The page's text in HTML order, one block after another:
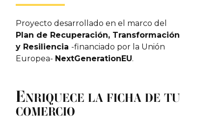
Proyecto desarrollado en el marco del
Plan de Recuperación, Transformación
y Resiliencia -financiado por la Unión
Europea- NextGenerationEU.
ENRIQUECE LA FICHA DE TU
COMERCIO